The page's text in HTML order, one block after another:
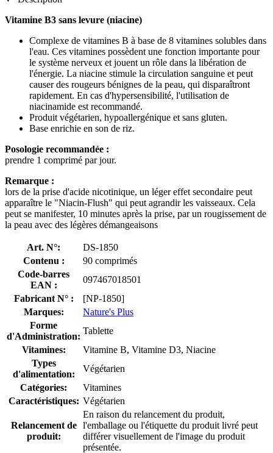
Vitamine B3 sans levure (niacine)
Complexe de vitamines B à base de 8 vitamines solubles dans
l'eau. Ces vitamines possèdent une fonction importante pour
le système nerveux et jouent un rôle dans la libération de
l'énergie. La niacine stimule la circulation sanguine et peut
causer des rougeurs bénignes de la peau, qui disparaîtront
rapidement. En cas d'hypersensibilité, l'utilisation de
niacinamide est recommandé.
Produit végétarien, hypoallergénique et sans gluten.
Base enrichie en son de riz.
Posologie recommandée :
prendre 1 comprimé par jour.
Remarque :
lors de la prise d'acide nicotinique, un léger effet secondaire peut
apparaître le "Niacin-Flush" qui peut agrandir les vaisseaux. Cela
peut se manifester, 10 minutes après la prise, par un rougissement de
la peau avec des légères démangeaisons
Art. N°:
DS-1850
Contenu :
90 comprimés
Code-barres
EAN :
097467018501
Fabricant N° :
[NP-1850]
Marques:
Nature's Plus
Forme
d'Administration:
Tablette
Vitamines:
Vitamine B, Vitamine D3, Niacine
Types
d'alimentation:
Végétarien
Catégories:
Vitamines
Caractéristiques: Végétarien
Relancement de
produit:
En raison du relancement du produit,
l'emballage ou l'étiquette du produit livré peut
différer visuellement de l'image du produit
présentée.